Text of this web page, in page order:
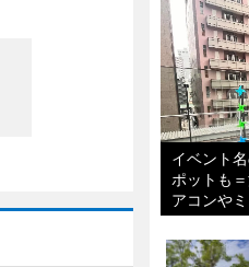
イベント
ポットも
アコンや